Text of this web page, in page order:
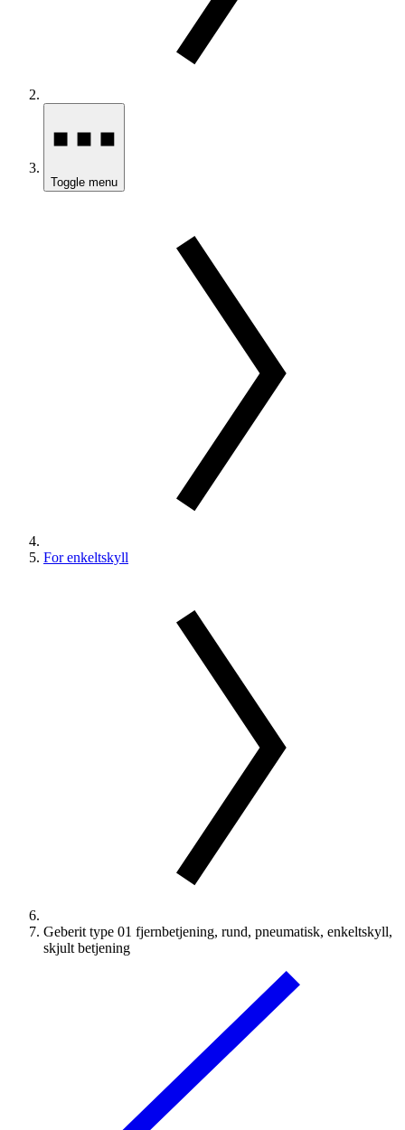
Toggle menu
For enkeltskyll
Geberit type 01 fjernbetjening, rund, pneumatisk, enkeltskyll,
skjult betjening